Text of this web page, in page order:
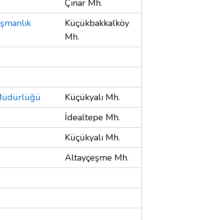
Çınar Mh.
Küçükbakkalköy
Mh.
Küçükyalı Mh.
İdealtepe Mh.
Küçükyalı Mh.
Altayçeşme Mh.